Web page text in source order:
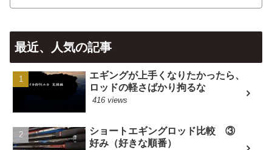
最近、人気の記事
エギングが上手くなりたかったら、
ロッドの軽さばかり拘るな
416 views
ショートエギングロッド比較 ③
好み（好きな順番）